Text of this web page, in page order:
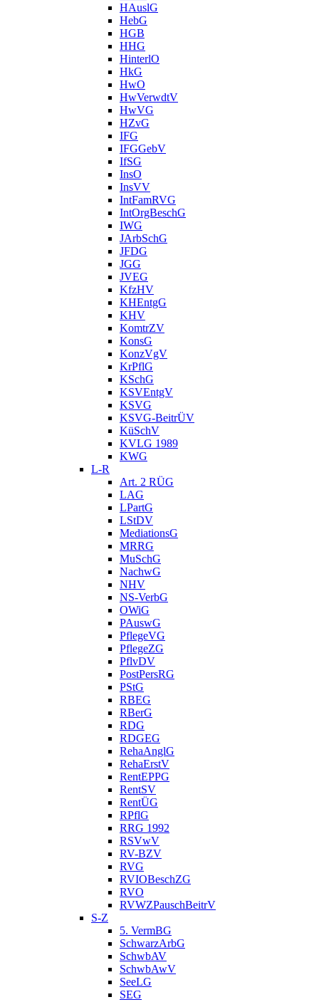
HAuslG
HebG
HGB
HHG
HinterlO
HkG
HwO
HwVerwdtV
HwVG
HZvG
IFG
IFGGebV
IfSG
InsO
InsVV
IntFamRVG
IntOrgBeschG
IWG
JArbSchG
JFDG
JGG
JVEG
KfzHV
KHEntgG
KHV
KomtrZV
KonsG
KonzVgV
KrPflG
KSchG
KSVEntgV
KSVG
KSVG-BeitrÜV
KüSchV
KVLG 1989
KWG
L-R
Art. 2 RÜG
LAG
LPartG
LStDV
MediationsG
MRRG
MuSchG
NachwG
NHV
NS-VerbG
OWiG
PAuswG
PflegeVG
PflegeZG
PflvDV
PostPersRG
PStG
RBEG
RBerG
RDG
RDGEG
RehaAnglG
RehaErstV
RentEPPG
RentSV
RentÜG
RPflG
RRG 1992
RSVwV
RV-BZV
RVG
RVIOBeschZG
RVO
RVWZPauschBeitrV
S-Z
5. VermBG
SchwarzArbG
SchwbAV
SchwbAwV
SeeLG
SEG